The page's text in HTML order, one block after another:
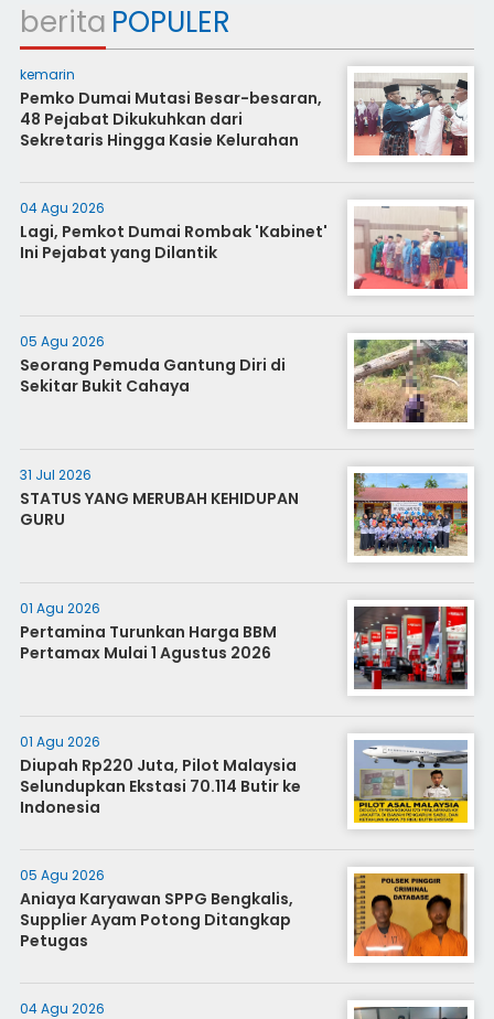
berita POPULER
kemarin
Pemko Dumai Mutasi Besar-besaran,
48 Pejabat Dikukuhkan dari
Sekretaris Hingga Kasie Kelurahan
04 Agu 2026
Lagi, Pemkot Dumai Rombak 'Kabinet'
Ini Pejabat yang Dilantik
05 Agu 2026
Seorang Pemuda Gantung Diri di
Sekitar Bukit Cahaya
31 Jul 2026
STATUS YANG MERUBAH KEHIDUPAN
GURU
01 Agu 2026
Pertamina Turunkan Harga BBM
Pertamax Mulai 1 Agustus 2026
01 Agu 2026
Diupah Rp220 Juta, Pilot Malaysia
Selundupkan Ekstasi 70.114 Butir ke
Indonesia
05 Agu 2026
Aniaya Karyawan SPPG Bengkalis,
Supplier Ayam Potong Ditangkap
Petugas
04 Agu 2026